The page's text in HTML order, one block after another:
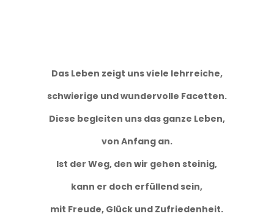
Das Leben zeigt uns viele lehrreiche,
schwierige und wundervolle Facetten.
Diese begleiten uns das ganze Leben,
von Anfang an.
Ist der Weg, den wir gehen steinig,
kann er doch erfüllend sein,
mit Freude, Glück und Zufriedenheit.